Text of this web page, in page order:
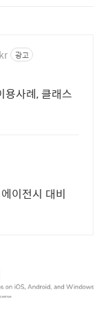
광고
용사례, 클래스
이전시 대비